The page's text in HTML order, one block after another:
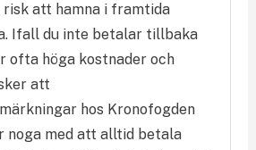
risk att hamna i framtida
Ifall du inte betalar tillbaka
ofta höga kostnader och
att
hos Kronofogden
noga med att alltid betala